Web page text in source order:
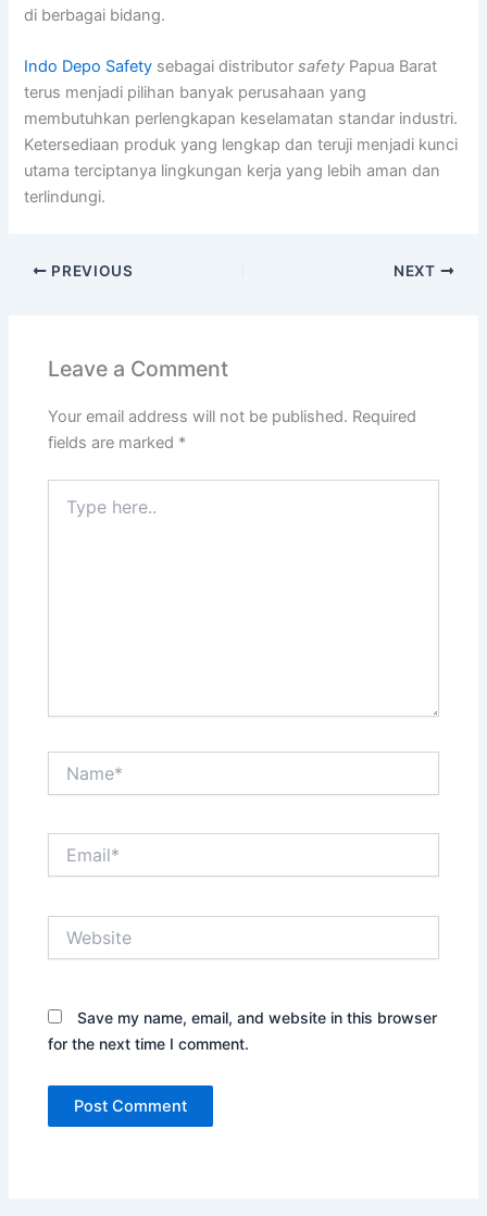
di berbagai bidang.
Indo Depo Safety sebagai distributorsafety Papua Barat
terus menjadi pilihan banyak perusahaan yang
membutuhkan perlengkapan keselamatan standar industri.
Ketersediaan produk yang lengkap dan teruji menjadi kunci
utama terciptanya lingkungan kerja yang lebih aman dan
terlindungi.
PREVIOUS NEXT
Leave a Comment
Your email address will not be published. Required
fields are marked *
here..
Save my name, email, and website in this browser
for the next time I comment.